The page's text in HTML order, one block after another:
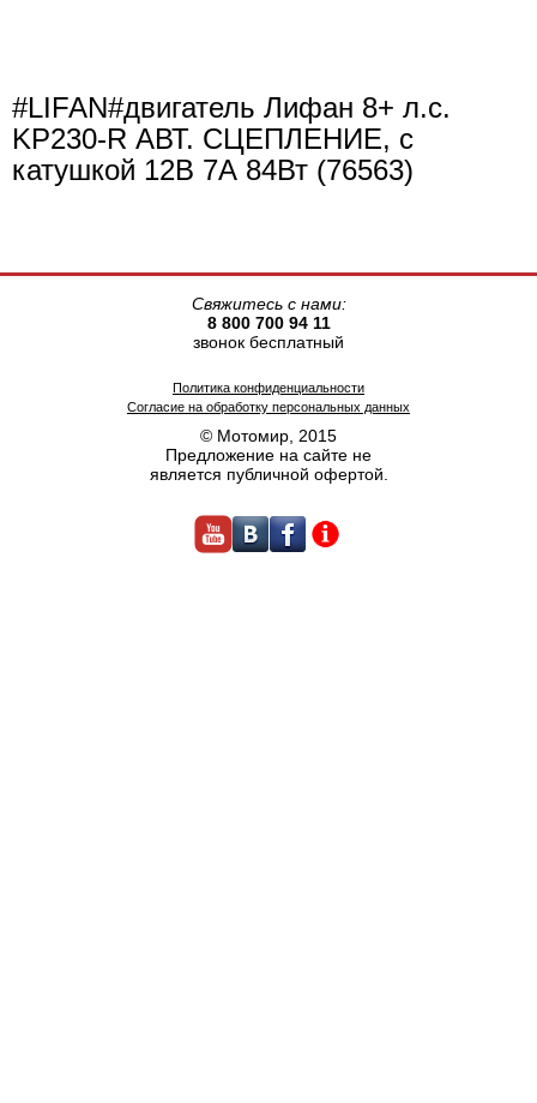
#LIFAN#двигатель Лифан 8+ л.с.
KP230-R АВТ. СЦЕПЛЕНИЕ, с
катушкой 12В 7А 84Вт (76563)
© Мотомир, 2015
Предложение на сайте не
является публичной офертой.
Политика конфиденциальности
Согласие на обработку персональных данных
Свяжитесь с нами:
8 800 700 94 11
звонок бесплатный